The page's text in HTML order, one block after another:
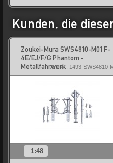
Kunden, die
Zoukei-Mura SWS4810-M01 F-
4E/EJ/F/G Phantom -
MetallfahrwerkArt.Nr.: 1493-SWS4810-
1:48